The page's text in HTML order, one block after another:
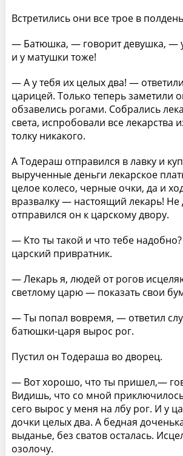
Встретились они все трое в
— Батюшка, — говорит девушка, — у
и у матушки тоже!
— А у тебя их целых два! —
царицей. Только теперь заметили
обзавелись рогами. Собрались
света, испробовали все лекарства
толку никакого.
А Тодераш отправился в лавку и
вырученные деньги лекарское
целое колесо, черные очки, да и
вразвалку — настоящий лекарь! Не
отправился он к царскому двору.
— Кто ты такой и что тебе
царский привратник.
— Лекарь я, людей от рогов
светлому царю — показать свои
— Ты попал вовремя, — ответил
батюшки-царя вырос рог.
Пустил он Тодераша во дворец.
— Вот хорошо, что ты пришел,—
Видишь, что со мной
сего вырос у меня на лбу рог. И у
дочки целых два. А бедная
выданье, без сватов осталась.
озолочу.